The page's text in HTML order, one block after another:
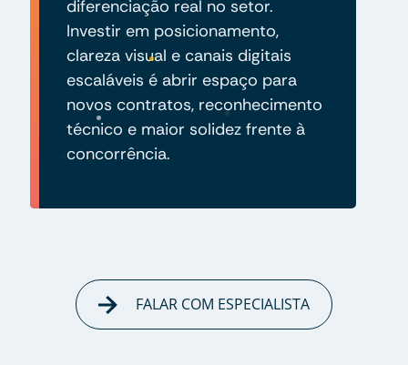
diferenciação real no setor.
Investir em posicionamento,
clareza visual e canais digitais
escaláveis é abrir espaço para
novos contratos, reconhecimento
técnico e maior solidez frente à
concorrência.
FALAR COM ESPECIALISTA